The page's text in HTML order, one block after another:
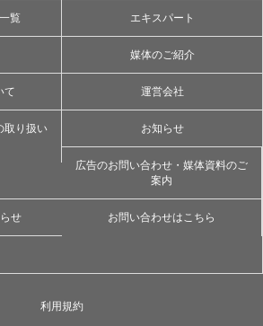
覧 エキスパート
媒体のご紹介
て 運営会社
取り扱い
お知らせ
広告のお問い合わせ・媒体資料のご
案内
せ お問い合わせはこちら
利用規約